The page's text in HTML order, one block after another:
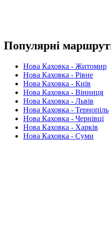
Популярні
Нова Каховка - Житомир
Нова Каховка - Рівне
Нова Каховка - Київ
Нова Каховка - Вінниця
Нова Каховка - Львів
Нова Каховка - Тернопіль
Нова Каховка - Чернівці
Нова Каховка - Харків
Нова Каховка - Суми